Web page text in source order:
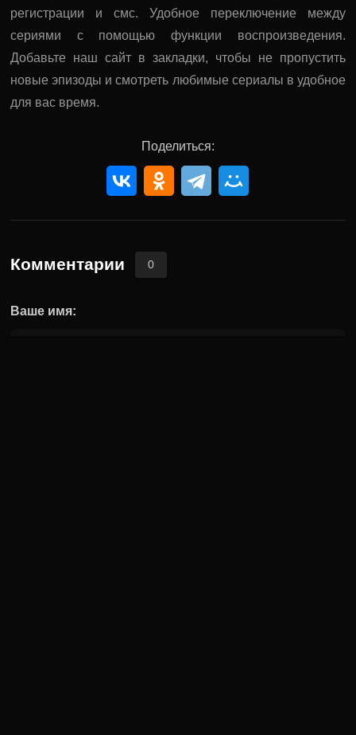
регистрации и смс. Удобное переключение между
сериями с помощью функции воспроизведения.
Добавьте наш сайт в закладки, чтобы не пропустить
новые эпизоды и смотреть любимые сериалы в удобное
для вас время.
Поделиться:
Комментарии 0
Ваше имя: